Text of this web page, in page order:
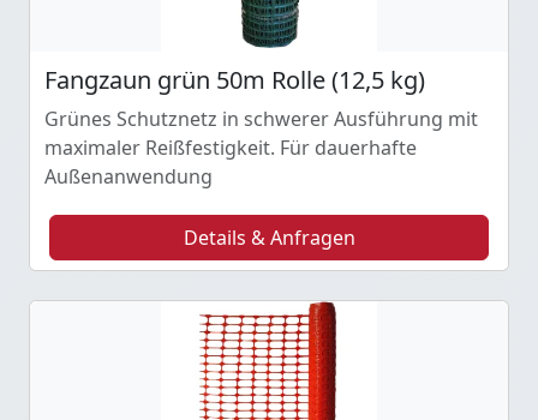
Fangzaun grün 50m Rolle (12,5 kg)
Grünes Schutznetz in schwerer Ausführung mit
maximaler Reißfestigkeit. Für dauerhafte
Außenanwendung
Details & Anfragen